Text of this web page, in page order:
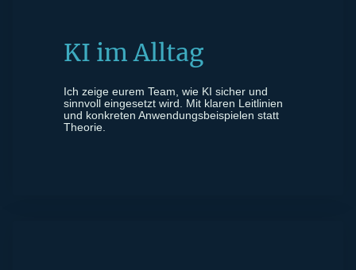
KI im Alltag
Ich zeige eurem Team, wie KI sicher und
sinnvoll eingesetzt wird. Mit klaren Leitlinien
und konkreten Anwendungsbeispielen statt
Theorie.